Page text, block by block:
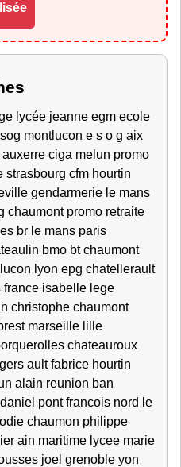
lycée jeanne egm ecole
montlucon e s o g aix
ciga melun promo
strasbourg cfm hourtin
gendarmerie le mans
chaumont promo retraite
br le mans paris
bmo bt chaumont
lyon epg chatellerault
france isabelle lege
christophe chaumont
marseille lille
chateauroux
ault fabrice hourtin
alain reunion ban
pont francois nord le
chaumon philippe
ain maritime lycee marie
joel grenoble yon